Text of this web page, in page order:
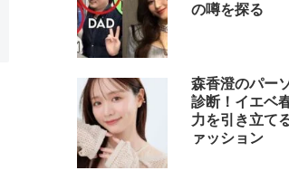
の噂を探る
森香澄のパー
診断！イエベ
力を引き立て
ァッション